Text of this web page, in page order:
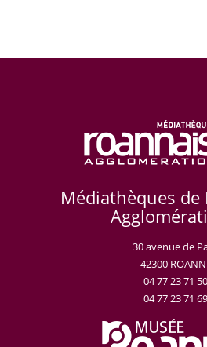
Médiathèques de
30 avenue de
42300
04 77 23 71 50
04 77 23 71 69